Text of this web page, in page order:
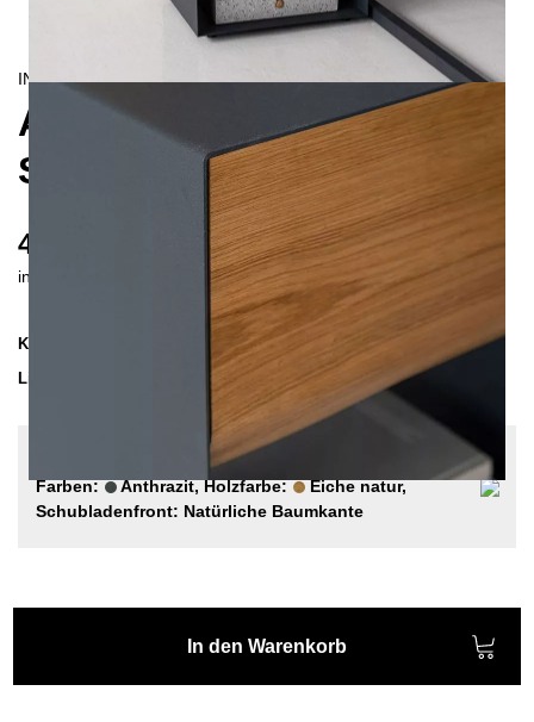
INDUSTRIAL/CONTEMPORAIN
ARBOR NACHTTISCH MIT
SCHUBLADE
425 €
inkl. MwSt. inkl. Versandkosten (DE)
Kollektion
ARBOR
Lieferzeit
| vsl. 29. Aug - 5. Sep
Konfiguration bearbeiten
Farben:
Anthrazit, Holzfarbe:
Eiche natur,
Schubladenfront: Natürliche Baumkante
In den Warenkorb